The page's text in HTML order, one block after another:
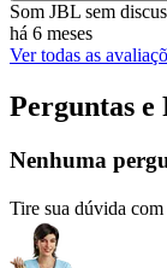
Som JBL sem
há 6 meses
Ver todas as
Perguntas e
Nenhuma
Tire sua dúvida